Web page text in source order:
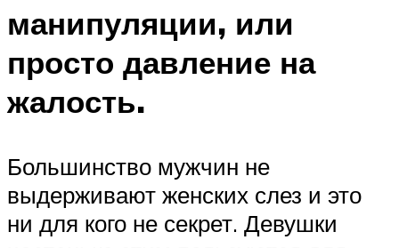
манипуляции, или
просто давление на
жалость.
Большинство мужчин не
выдерживают женских слез и это
ни для кого не секрет. Девушки